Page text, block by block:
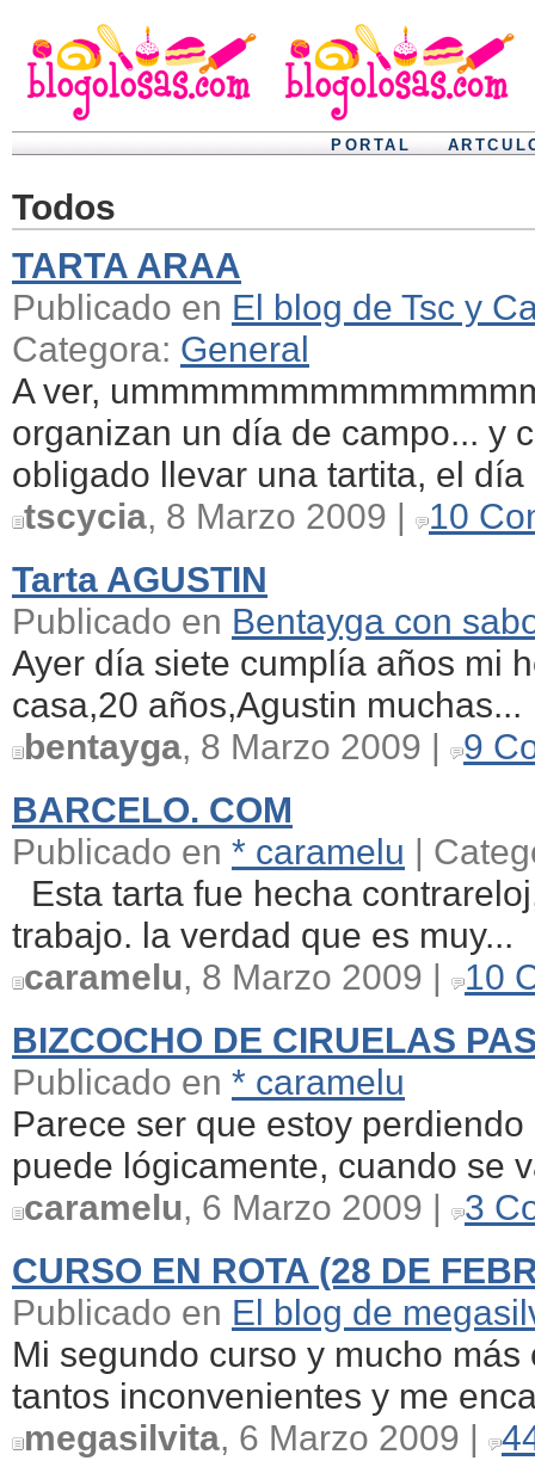
PORTAL
Todos
TARTA ARAA
Publicado en El blog de Tsc y
Categora: General
A ver,
organizan un día de campo... y
obligado llevar una tartita, el día
tscycia, 8 Marzo 2009 |
10
Tarta AGUSTIN
Publicado en Bentayga con
Ayer día siete cumplía años mi
casa,20 años,Agustin muchas...
bentayga, 8 Marzo 2009 |
9
BARCELO. COM
Publicado en * caramelu |
Esta tarta fue hecha
trabajo. la verdad que es muy...
caramelu, 8 Marzo 2009 |
10
BIZCOCHO DE CIRUELAS
Publicado en * caramelu
Parece ser que estoy
puede lógicamente, cuando se
caramelu, 6 Marzo 2009 |
3
CURSO EN ROTA (28 DE
Publicado en El blog de
Mi segundo curso y mucho
tantos inconvenientes y me
megasilvita, 6 Marzo 2009 |